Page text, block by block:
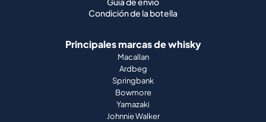
Condición de la botella
Principales marcas de whisky
Macallan
Ardbeg
Springbank
Bowmore
Yamazaki
Johnnie Walker